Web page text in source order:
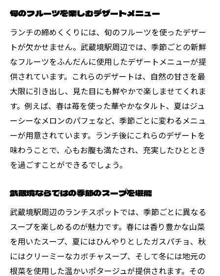
チ
地元直送の海鮮を堪能できるランチ
野菜の風味を引き立てるベジタブルランチ
地元の肉を活かしたステーキランチ
地元の米を使った究極のライスメニュー
地元産ハーブを使ったヘルシーメニュー
食材そのものを味わうシンプルランチ
訪れるたびに新発見！武蔵境駅周辺のランチ巡
り
週替わりで楽しめる新メニュー
地元イベントと連動した特別ランチ
一つの店舗で多様なランチメニューを堪能
食材のテーマごとに異なるランチ体験
新商品を試せる期間限定ランチメニュー
旬のフルーツを楽しむデザートメニュー
ランチの締めくくりには、旬のフルーツを使ったデザー
トが欠かせません。武蔵境駅周辺では、季節ごとの新鮮
なフルーツをふんだんに使用したデザートメニューが提
供されています。これらのデザートは、自然の甘さを最
大限に引き出し、見た目にも鮮やかで楽しませてくれま
す。例えば、春は苺を使った華やかなタルト、夏はジュ
ーシーなメロンのパフェなど、季節ごとに変わるメニュ
ーが用意されています。ランチ後にこれらのデザートを
味わうことで、心もお腹も満たされ、充実したひととき
を過ごすことができるでしょう。
武蔵境ならではの季節のスープを堪能
武蔵境駅周辺のランチスポットでは、季節ごとに異なる
スープを楽しめるのが魅力です。春には香り豊かな山菜
を用いたスープ、夏にはひんやりとしたガスパチョ、秋
にはクリーミーなカボチャスープ、そして冬には地元の
根菜を使用した温かいポタージュが提供されます。その